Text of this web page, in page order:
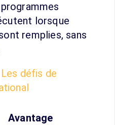
lorsque
remplies, sans
Les défis de
Avantage